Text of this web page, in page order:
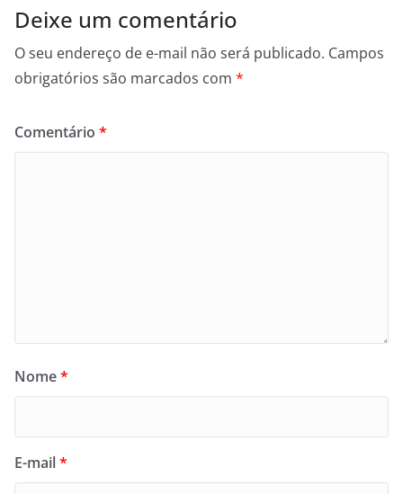
Deixe um comentário
O seu endereço de e-mail não será publicado. Campos
obrigatórios são marcados com *
Comentário *
Nome*
E-mail*